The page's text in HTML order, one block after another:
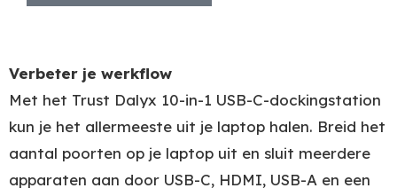
Verbeter je werkflow
Met het Trust Dalyx 10-in-1 USB-C-dockingstation
kun je het allermeeste uit je laptop halen. Breid het
aantal poorten op je laptop uit en sluit meerdere
apparaten aan door USB-C, HDMI, USB-A en een